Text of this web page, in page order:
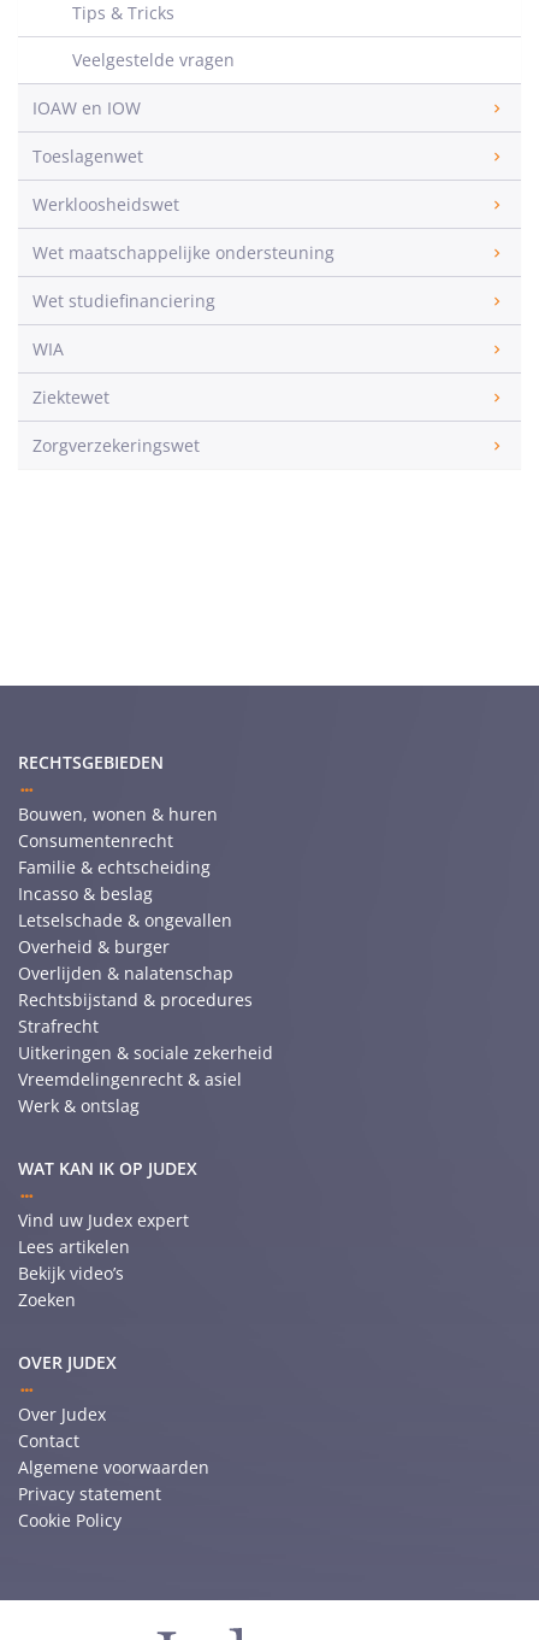
Tips & Tricks
Veelgestelde vragen
IOAW en IOW
Toeslagenwet
Werkloosheidswet
Wet maatschappelijke ondersteuning
Wet studiefinanciering
WIA
Ziektewet
Zorgverzekeringswet
RECHTSGEBIEDEN
Bouwen, wonen & huren
Consumentenrecht
Familie & echtscheiding
Incasso & beslag
Letselschade & ongevallen
Overheid & burger
Overlijden & nalatenschap
Rechtsbijstand & procedures
Strafrecht
Uitkeringen & sociale zekerheid
Vreemdelingenrecht & asiel
Werk & ontslag
WAT KAN IK OP JUDEX
Vind uw Judex expert
Lees artikelen
Bekijk video’s
Zoeken
OVER JUDEX
Over Judex
Contact
Algemene voorwaarden
Privacy statement
Cookie Policy